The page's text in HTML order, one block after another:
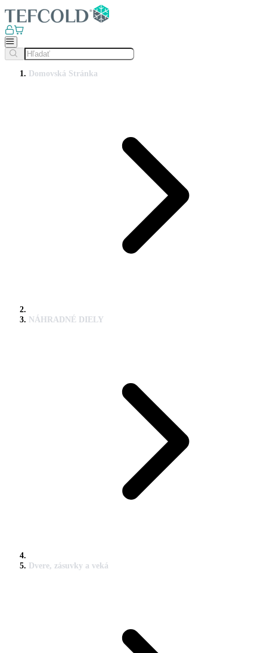
Domovská Stránka
NÁHRADNÉ DIELY
Dvere, zásuvky a veká